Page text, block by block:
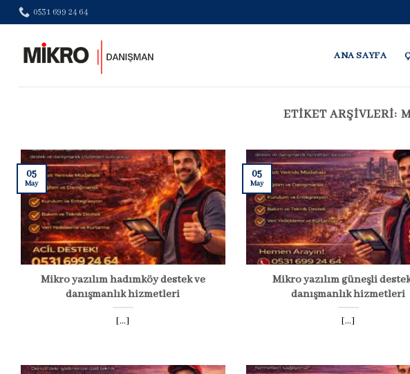
Skip
to
0531 699 24 64
ANA SAYFA
ETIKET ARŞIVLERI:
Mikro yazılım hadımköy destek ve
danışmanlık hizmetleri
[...]
05
May
Mikro yazılım güneşli
danışmanlık hizmetleri
[...]
05
May